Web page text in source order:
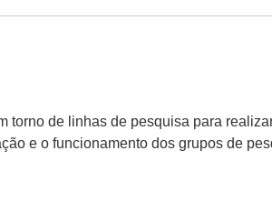
torno de linhas de pesquisa para
e o funcionamento dos grupos de